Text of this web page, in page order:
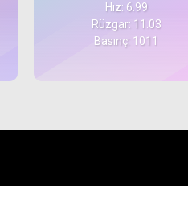
Hız: 6.99
Rüzgar: 11.03
Basınç: 1011